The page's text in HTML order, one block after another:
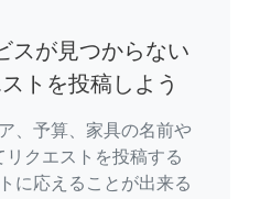
スが見つからない
トを投稿しよう
、予算、家具の名前や
クエストを投稿する
に応えることが出来る